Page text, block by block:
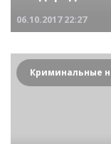
06.10.2017 22:27